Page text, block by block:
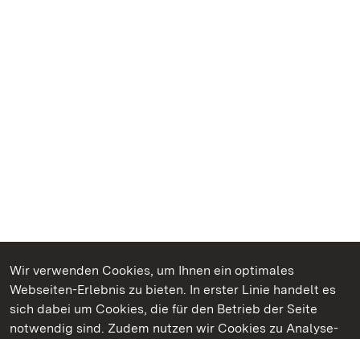
Wir verwenden Cookies, um Ihnen ein optimales
Webseiten-Erlebnis zu bieten. In erster Linie handelt es
sich dabei um Cookies, die für den Betrieb der Seite
notwendig sind. Zudem nutzen wir Cookies zu Analyse-
Kommen. Staunen. Genießen.